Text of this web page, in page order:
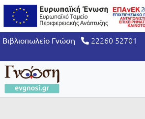
Βιβλιοπωλείο Γνώση 22260 52701